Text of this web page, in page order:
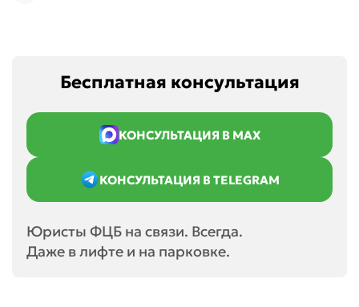
Бесплатная консультация
КОНСУЛЬТАЦИЯ В MAX
КОНСУЛЬТАЦИЯ В TELEGRAM
Юристы ФЦБ на связи. Всегда.
Даже в лифте и на парковке.